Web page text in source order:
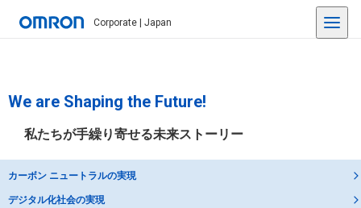
Corporate | Japan
We are Shaping the Future!
私たちが手繰り寄せる未来ストーリー
カーボン ニュートラルの実現
デジタル化社会の実現